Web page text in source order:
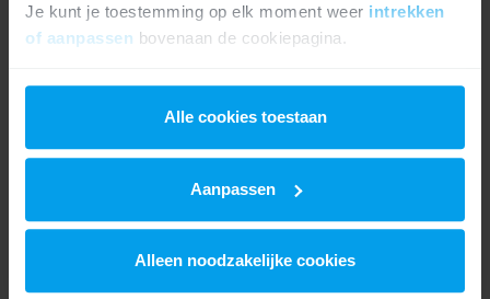
Je kunt je toestemming op elk moment weer intrekken
of aanpassen bovenaan de cookiepagina.
We werken samen met21 derdendie uw gegevens
kunnen ontvangen en verwerken.
Alle cookies toestaan
Aanpassen
Alleen noodzakelijke cookies
een specialist.
Wanneer heeft je PS5 professionele
reparatie nodig
Stop met zelf proberen als je één van deze situaties
herkent: